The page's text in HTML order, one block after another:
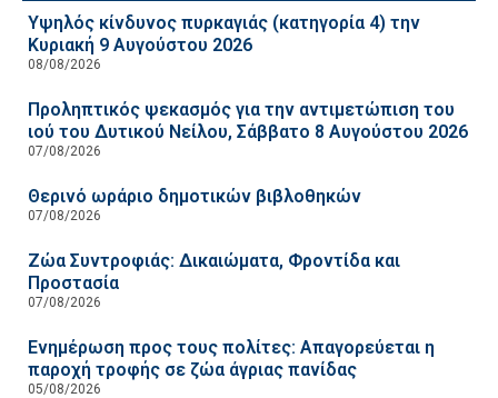
Υψηλός κίνδυνος πυρκαγιάς (κατηγορία 4) την
Κυριακή 9 Αυγούστου 2026
08/08/2026
Προληπτικός ψεκασμός για την αντιμετώπιση του
ιού του Δυτικού Νείλου, Σάββατο 8 Αυγούστου 2026
07/08/2026
Θερινό ωράριο δημοτικών βιβλοθηκών
07/08/2026
Ζώα Συντροφιάς: Δικαιώματα, Φροντίδα και
Προστασία
07/08/2026
Ενημέρωση προς τους πολίτες: Απαγορεύεται η
παροχή τροφής σε ζώα άγριας πανίδας
05/08/2026